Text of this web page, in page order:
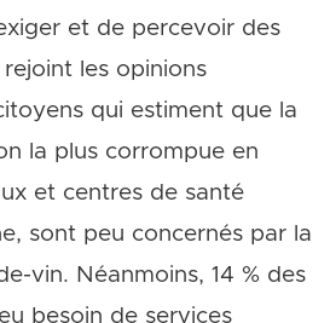
et de percevoir des
les opinions
qui estiment que la
la plus corrompue en
et centres de santé
sont peu concernés par la
vin. Néanmoins, 14 % des
besoin de services